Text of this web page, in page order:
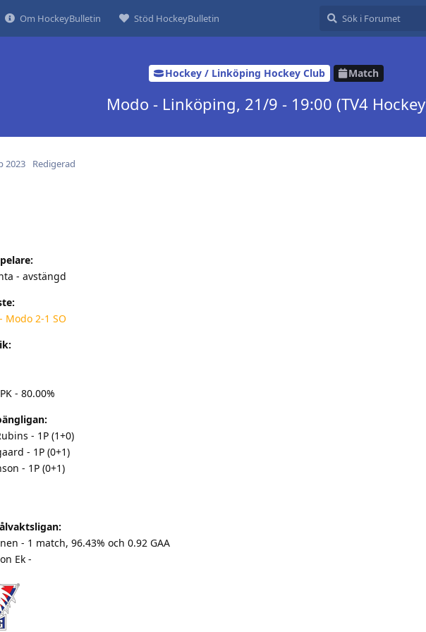
Om HockeyBulletin Stöd HockeyBulletin
Hockey / Linköping Hockey Club Match
Modo - Linköping, 21/9 - 19:00 (TV4
2023 Redigerad
- avstängd
Modo 2-1 SO
- 80.00%
- 1P (1+0)
- 1P (0+1)
- 1P (0+1)
- 1 match, 96.43% och 0.92 GAA
Ek -